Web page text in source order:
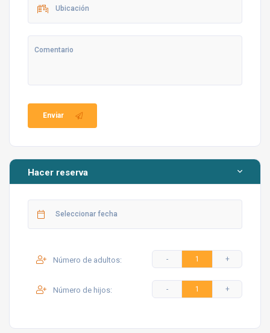
Enviar
Hacer reserva
Número de adultos:
Número de hijos: